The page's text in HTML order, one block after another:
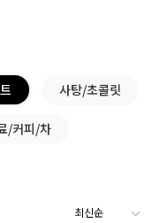
사탕/초콜릿
/커피/차